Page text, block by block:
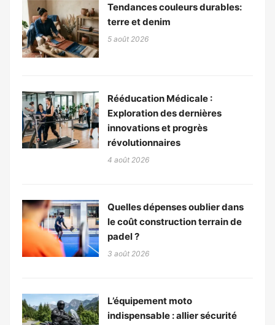
Tendances couleurs durables:
terre et denim
5 août 2026
Rééducation Médicale :
Exploration des dernières
innovations et progrès
révolutionnaires
4 août 2026
Quelles dépenses oublier dans
le coût construction terrain de
padel ?
3 août 2026
L’équipement moto
indispensable : allier sécurité